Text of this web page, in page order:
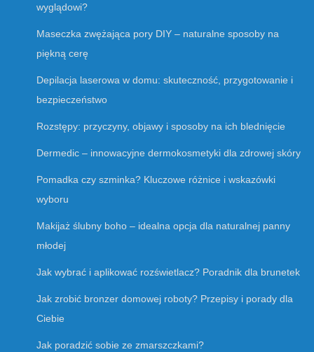
wyglądowi?
Maseczka zwężająca pory DIY – naturalne sposoby na
piękną cerę
Depilacja laserowa w domu: skuteczność, przygotowanie i
bezpieczeństwo
Rozstępy: przyczyny, objawy i sposoby na ich blednięcie
Dermedic – innowacyjne dermokosmetyki dla zdrowej skóry
Pomadka czy szminka? Kluczowe różnice i wskazówki
wyboru
Makijaż ślubny boho – idealna opcja dla naturalnej panny
młodej
Jak wybrać i aplikować rozświetlacz? Poradnik dla brunetek
Jak zrobić bronzer domowej roboty? Przepisy i porady dla
Ciebie
Jak poradzić sobie ze zmarszczkami?